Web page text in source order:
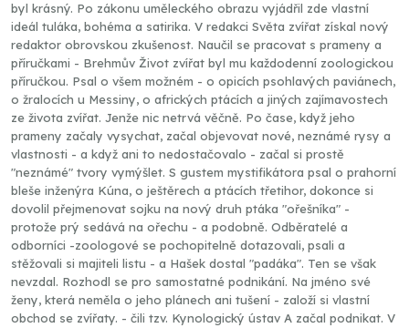
byl krásný. Po zákonu uměleckého obrazu vyjádřil zde vlastní
ideál tuláka, bohéma a satirika. V redakci Světa zvířat získal nový
redaktor obrovskou zkušenost. Naučil se pracovat s prameny a
příručkami - Brehmův Život zvířat byl mu každodenní zoologickou
příručkou. Psal o všem možném - o opicích psohlavých paviánech,
o žralocích u Messiny, o afrických ptácích a jiných zajímavostech
ze života zvířat. Jenže nic netrvá věčně. Po čase, když jeho
prameny začaly vysychat, začal objevovat nové, neznámé rysy a
vlastnosti - a když ani to nedostačovalo - začal si prostě
"neznámé" tvory vymýšlet. S gustem mystifikátora psal o prahorní
bleše inženýra Kúna, o ještěrech a ptácích třetihor, dokonce si
dovolil přejmenovat sojku na nový druh ptáka "ořešníka" -
protože prý sedává na ořechu - a podobně. Odběratelé a
odborníci -zoologové se pochopitelně dotazovali, psali a
stěžovali si majiteli listu - a Hašek dostal "padáka". Ten se však
nevzdal. Rozhodl se pro samostatné podnikání. Na jméno své
ženy, která neměla o jeho plánech ani tušení - založí si vlastní
obchod se zvířaty. - čili tzv. Kynologický ústav A začal podnikat. V